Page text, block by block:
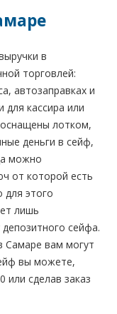
в
торговлей:
автозаправках и
кассира или
лотком,
деньги в сейф,
можно
от которой есть
для этого
лишь
сейфа.
Самаре вам могут
вы можете,
или сделав заказ